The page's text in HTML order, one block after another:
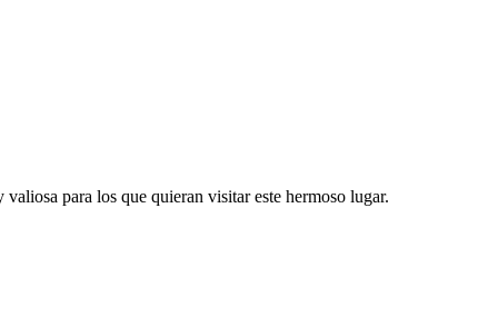
para los que quieran visitar este hermoso lugar.